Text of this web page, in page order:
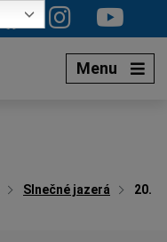
Menu
Slnečné jazerá
20.